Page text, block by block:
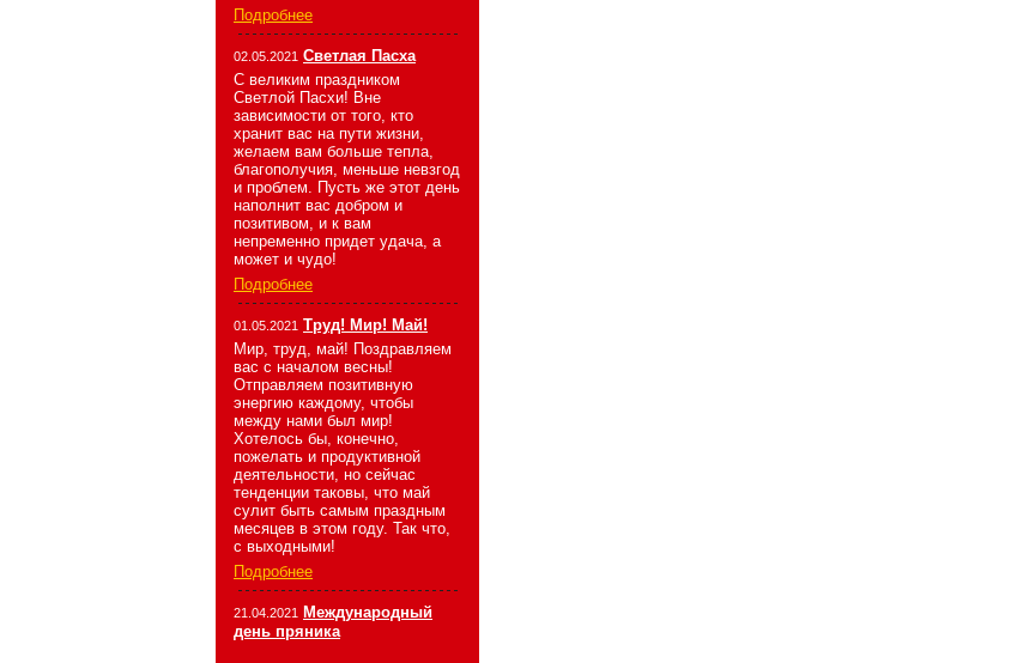
Подробнее
02.05.2021 Светлая Пасха
С великим праздником
Светлой Пасхи! Вне
зависимости от того, кто
хранит вас на пути жизни,
желаем вам больше тепла,
благополучия, меньше невзгод
и проблем. Пусть же этот день
наполнит вас добром и
позитивом, и к вам
непременно придет удача, а
может и чудо!
Подробнее
01.05.2021 Труд! Мир! Май!
Мир, труд, май! Поздравляем
вас с началом весны!
Отправляем позитивную
энергию каждому, чтобы
между нами был мир!
Хотелось бы, конечно,
пожелать и продуктивной
деятельности, но сейчас
тенденции таковы, что май
сулит быть самым праздным
месяцев в этом году. Так что,
с выходными!
Подробнее
21.04.2021
Международный
день пряника